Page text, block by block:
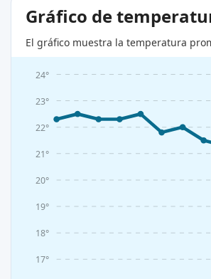
Gráfico de
El gráfico muestra la temperatura
17°
18°
19°
20°
21°
22°
23°
24°